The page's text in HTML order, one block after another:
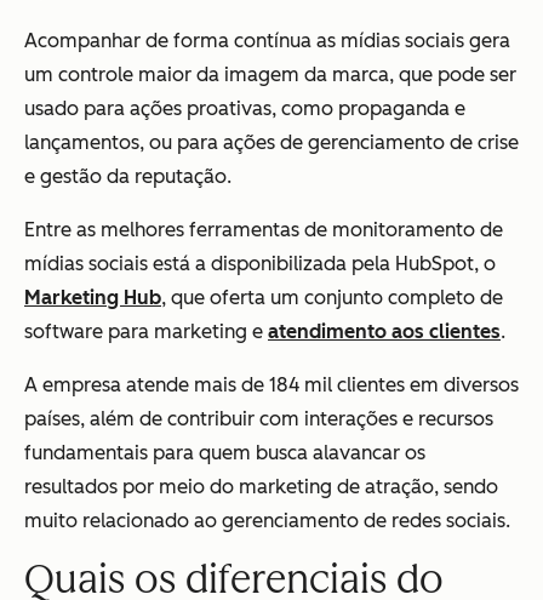
Acompanhar de forma contínua as mídias sociais gera
um controle maior da imagem da marca, que pode ser
usado para ações proativas, como propaganda e
lançamentos, ou para ações de gerenciamento de crise
e gestão da reputação.
Entre as melhores ferramentas de monitoramento de
mídias sociais está a disponibilizada pela HubSpot, o
Marketing Hub, que oferta um conjunto completo de
software para marketing e atendimento aos clientes.
A empresa atende mais de 184 mil clientes em diversos
países, além de contribuir com interações e recursos
fundamentais para quem busca alavancar os
resultados por meio do marketing de atração, sendo
muito relacionado ao gerenciamento de redes sociais.
Quais os diferenciais do